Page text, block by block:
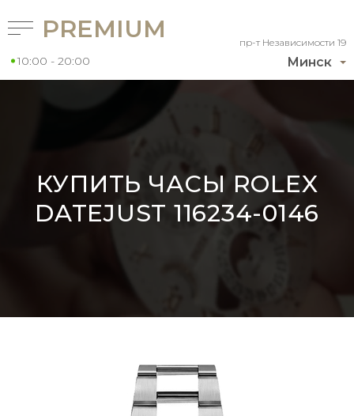
Минск
пр-т Независимости 19
PREMIUM
10:00 - 20:00
КУПИТЬ ЧАСЫ ROLEX
DATEJUST 116234-0146